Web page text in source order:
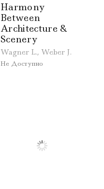
Harmony
Between
Architecture &
Scenery
Wagner L., Weber J.
Не Доступно